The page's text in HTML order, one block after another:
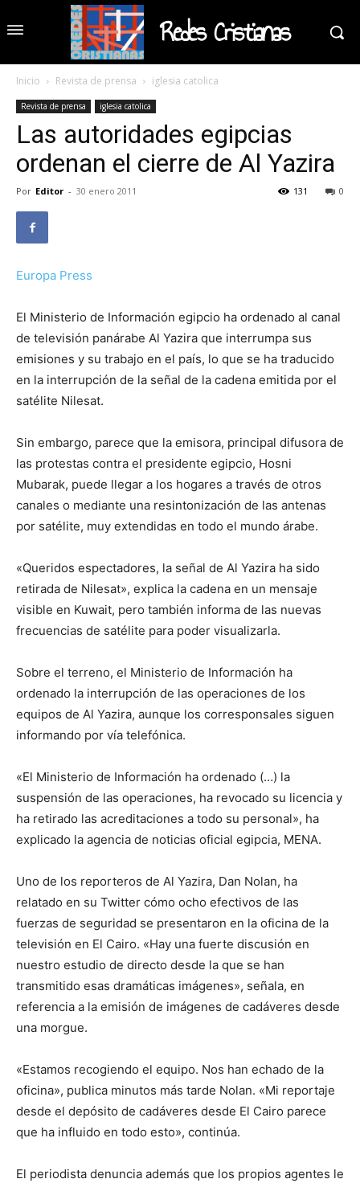
Redes Cristianas
Inicio Revista de prensa iglesia catolica
Revista de prensa iglesia catolica
Las autoridades egipcias
ordenan el cierre de Al Yazira
Por Editor - 30 enero 2011 0
131
Europa Press
El Ministerio de Información egipcio ha ordenado al canal
de televisión panárabe Al Yazira que interrumpa sus
emisiones y su trabajo en el país, lo que se ha traducido
en la interrupción de la señal de la cadena emitida por el
satélite Nilesat.
Sin embargo, parece que la emisora, principal difusora de
las protestas contra el presidente egipcio, Hosni
Mubarak, puede llegar a los hogares a través de otros
canales o mediante una resintonización de las antenas
por satélite, muy extendidas en todo el mundo árabe.
«Queridos espectadores, la señal de Al Yazira ha sido
retirada de Nilesat», explica la cadena en un mensaje
visible en Kuwait, pero también informa de las nuevas
frecuencias de satélite para poder visualizarla.
Sobre el terreno, el Ministerio de Información ha
ordenado la interrupción de las operaciones de los
equipos de Al Yazira, aunque los corresponsales siguen
informando por vía telefónica.
«El Ministerio de Información ha ordenado (…) la
suspensión de las operaciones, ha revocado su licencia y
ha retirado las acreditaciones a todo su personal», ha
explicado la agencia de noticias oficial egipcia, MENA.
Uno de los reporteros de Al Yazira, Dan Nolan, ha
relatado en su Twitter cómo ocho efectivos de las
fuerzas de seguridad se presentaron en la oficina de la
televisión en El Cairo. «Hay una fuerte discusión en
nuestro estudio de directo desde la que se han
transmitido esas dramáticas imágenes», señala, en
referencia a la emisión de imágenes de cadáveres desde
una morgue.
«Estamos recogiendo el equipo. Nos han echado de la
oficina», publica minutos más tarde Nolan. «Mi reportaje
desde el depósito de cadáveres desde El Cairo parece
que ha influido en todo esto», continúa.
El periodista denuncia además que los propios agentes le